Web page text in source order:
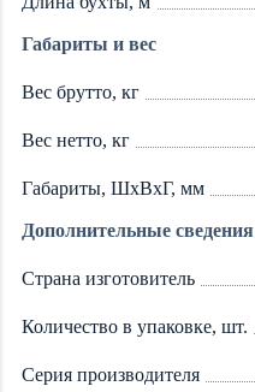
Габариты и вес
Вес брутто, кг
Вес нетто, кг
Габариты, ШxВxГ, мм
Дополнительные сведения
Страна изготовитель
Количество в упаковке, шт.
Серия производителя